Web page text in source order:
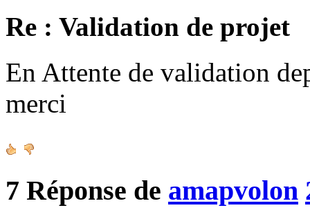
Re : Validation de projet
En Attente de validation
merci
7 Réponse de amapvolon